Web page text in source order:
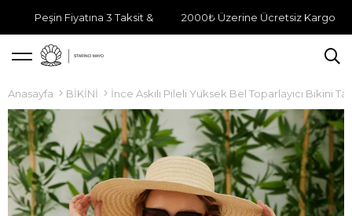
Peşin Fiyatına 3 Taksit & 2000₺ Üzerine Ücretsiz Kargo
Anasayfa BİKİNİ